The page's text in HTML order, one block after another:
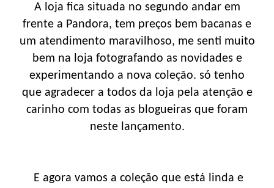
A loja fica situada no segundo andar em
frente a Pandora, tem preços bem bacanas e
um atendimento maravilhoso, me senti muito
bem na loja fotografando as novidades e
experimentando a nova coleção. só tenho
que agradecer a todos da loja pela atenção e
carinho com todas as blogueiras que foram
neste lançamento.
E agora vamos a coleção que está linda e